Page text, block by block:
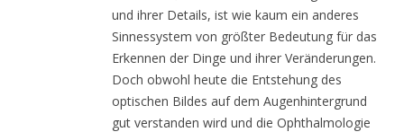
und ihrer Details, ist wie kaum ein anderes
Sinnessystem von größter Bedeutung für das
Erkennen der Dinge und ihrer Veränderungen.
Doch obwohl heute die Entstehung des
optischen Bildes auf dem Augenhintergrund
gut verstanden wird und die Ophthalmologie